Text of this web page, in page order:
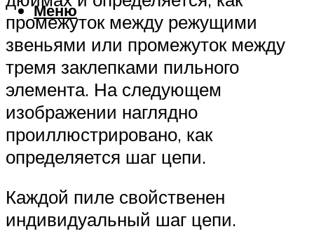
Меню
промежуток между режущими
звеньями или промежуток между
тремя заклепками пильного
элемента. На следующем
изображении наглядно
проиллюстрировано, как
определяется шаг цепи.
Каждой пиле свойственен
индивидуальный шаг цепи.